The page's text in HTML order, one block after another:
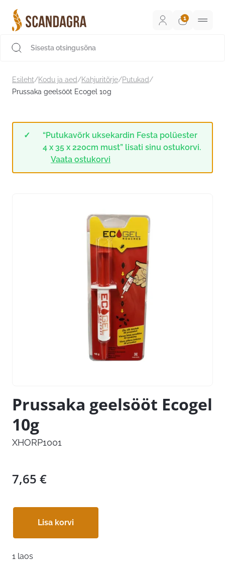
sisu
juurde
Esileht/Kodu ja aed/Kahjuritõrje/Putukad/
Prussaka geelsööt Ecogel 10g
“Putukavõrk uksekardin Festa polüester
4 x 35 x 220cm must” lisati sinu ostukorvi.
Vaata ostukorvi
Prussaka geelsööt Ecogel
10g
XHORP1001
7,65 €
Lisa korvi
1 laos